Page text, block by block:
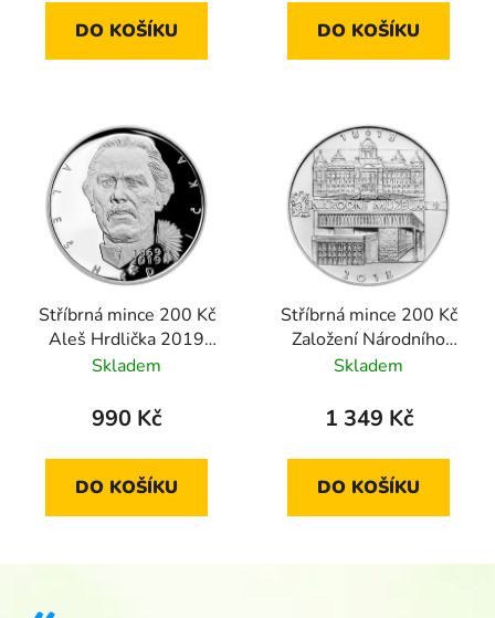
DO KOŠÍKU DO KOŠÍKU
Stříbrná mince 200 Kč
Aleš Hrdlička 2019
proof
Skladem
990 Kč
DO KOŠÍKU
Stříbrná mince 200 Kč
Založení Národního
muzea 2018 standard
Skladem
1 349 Kč
DO KOŠÍKU